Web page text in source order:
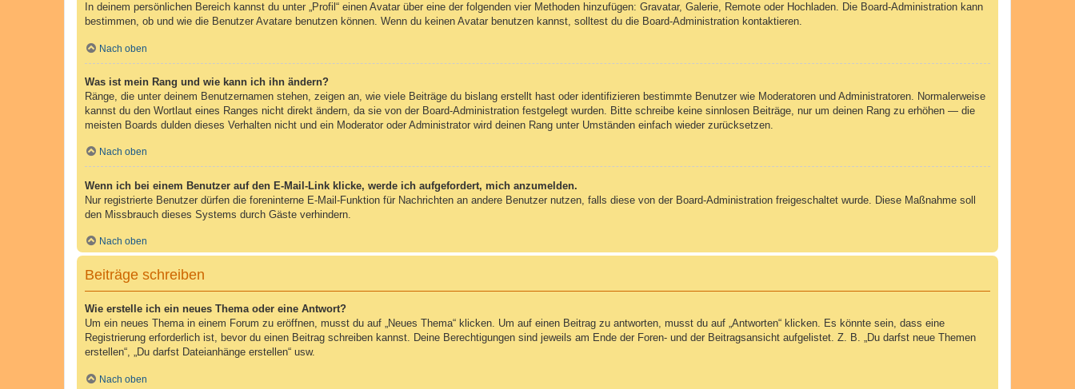
In deinem persönlichen Bereich kannst du unter „Profil“ einen Avatar über eine der folgenden vier Methoden hinzufügen: Gravatar, Galerie, Remote oder Hochladen. Die Board-Administration kann
bestimmen, ob und wie die Benutzer Avatare benutzen können. Wenn du keinen Avatar benutzen kannst, solltest du die Board-Administration kontaktieren.
Nach oben
Was ist mein Rang und wie kann ich ihn ändern?
Ränge, die unter deinem Benutzernamen stehen, zeigen an, wie viele Beiträge du bislang erstellt hast oder identifizieren bestimmte Benutzer wie Moderatoren und Administratoren. Normalerweise
kannst du den Wortlaut eines Ranges nicht direkt ändern, da sie von der Board-Administration festgelegt wurden. Bitte schreibe keine sinnlosen Beiträge, nur um deinen Rang zu erhöhen — die
meisten Boards dulden dieses Verhalten nicht und ein Moderator oder Administrator wird deinen Rang unter Umständen einfach wieder zurücksetzen.
Nach oben
Wenn ich bei einem Benutzer auf den E-Mail-Link klicke, werde ich aufgefordert, mich anzumelden.
Nur registrierte Benutzer dürfen die foreninterne E-Mail-Funktion für Nachrichten an andere Benutzer nutzen, falls diese von der Board-Administration freigeschaltet wurde. Diese Maßnahme soll
den Missbrauch dieses Systems durch Gäste verhindern.
Nach oben
Beiträge schreiben
Wie erstelle ich ein neues Thema oder eine Antwort?
Um ein neues Thema in einem Forum zu eröffnen, musst du auf „Neues Thema“ klicken. Um auf einen Beitrag zu antworten, musst du auf „Antworten“ klicken. Es könnte sein, dass eine
Registrierung erforderlich ist, bevor du einen Beitrag schreiben kannst. Deine Berechtigungen sind jeweils am Ende der Foren- und der Beitragsansicht aufgelistet. Z. B. „Du darfst neue Themen
erstellen“, „Du darfst Dateianhänge erstellen“ usw.
Nach oben